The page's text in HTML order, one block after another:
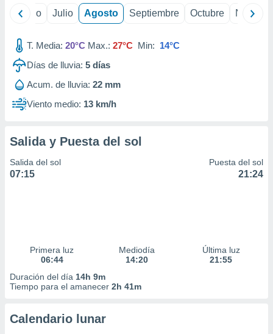
Junio Julio Agosto Septiembre Octubre
T. Media: 20°C Max.: 27°C Min: 14°C
Días de lluvia: 5 días
Acum. de lluvia: 22 mm
Viento medio: 13 km/h
Salida y Puesta del sol
Salida del sol
07:15
Puesta del sol
21:24
Primera luz
06:44
Mediodía
14:20
Última luz
21:55
Duración del día 14h 9m
Tiempo para el amanecer 2h 41m
Calendario lunar